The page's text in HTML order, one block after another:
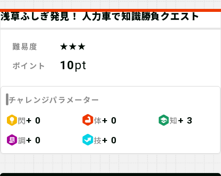
浅草ふしぎ発見！ 人力車で知識勝負クエスト
難易度 ★★★
ポイント 10pt
チャレンジパラメーター
閃+ 0 体+ 0 知+ 3
調+ 0 技+ 0